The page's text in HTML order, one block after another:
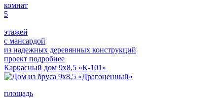
комнат
5
этажей
с мансардой
из надежных деревянных конструкций
проект подробнее
Каркасный дом 9х8,5 «К-101»
площадь